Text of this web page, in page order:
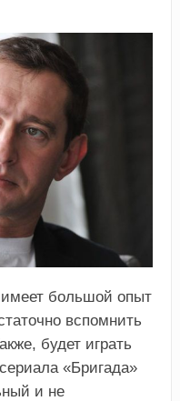
имеет большой опыт
вспомнить
будет играть
«Бригада»
и не